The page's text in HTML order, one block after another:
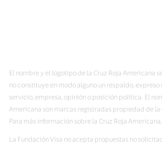
El nombre y el logotipo de la Cruz Roja Americana
no constituye en modo alguno un respaldo,
servicio, empresa, opinión o posición política. El
Americana son marcas registradas propiedad de la
Para más información sobre la Cruz Roja
La Fundación Visa no acepta propuestas no